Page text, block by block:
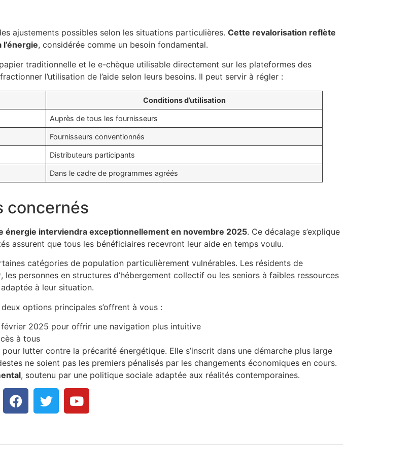
ajustements possibles selon les situations particulières. Cette revalorisation reflète
, considérée comme un besoin fondamental.
traditionnelle et le e-chèque utilisable directement sur les plateformes des
l’utilisation de l’aide selon leurs besoins. Il peut servir à régler :
Conditions d’utilisation
Auprès de tous les fournisseurs
Fournisseurs conventionnés
Distributeurs participants
Dans le cadre de programmes agréés
concernés
énergie interviendra exceptionnellement en novembre 2025. Ce décalage s’explique
assurent que tous les bénéficiaires recevront leur aide en temps voulu.
catégories de population particulièrement vulnérables. Les résidents de
, les personnes en structures d’hébergement collectif ou les seniors à faibles ressources
à leur situation.
options principales s’offrent à vous :
2025 pour offrir une navigation plus intuitive
à tous
lutter contre la précarité énergétique. Elle s’inscrit dans une démarche plus large
ne soient pas les premiers pénalisés par les changements économiques en cours.
, soutenu par une politique sociale adaptée aux réalités contemporaines.